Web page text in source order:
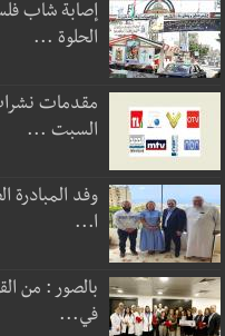
إصابة شاب
الحلوة ...
مقدمات نشرات
السبت ...
وفد المبادرة
ا...
بالصور : من
في...